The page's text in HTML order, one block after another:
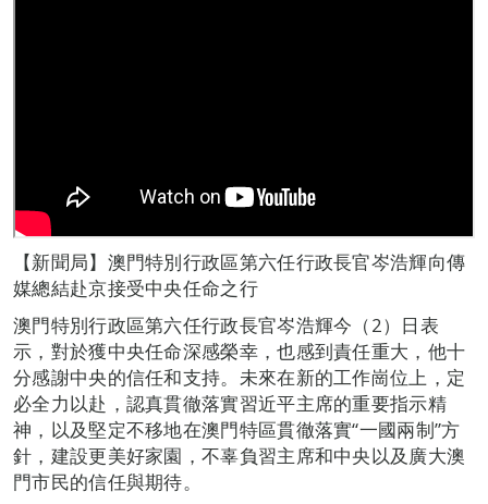
【新聞局】澳門特別行政區第六任行政長官岑浩輝向傳
媒總結赴京接受中央任命之行
澳門特別行政區第六任行政長官岑浩輝今（2）日表
示，對於獲中央任命深感榮幸，也感到責任重大，他十
分感謝中央的信任和支持。未來在新的工作崗位上，定
必全力以赴，認真貫徹落實習近平主席的重要指示精
神，以及堅定不移地在澳門特區貫徹落實“一國兩制”方
針，建設更美好家園，不辜負習主席和中央以及廣大澳
門市民的信任與期待。